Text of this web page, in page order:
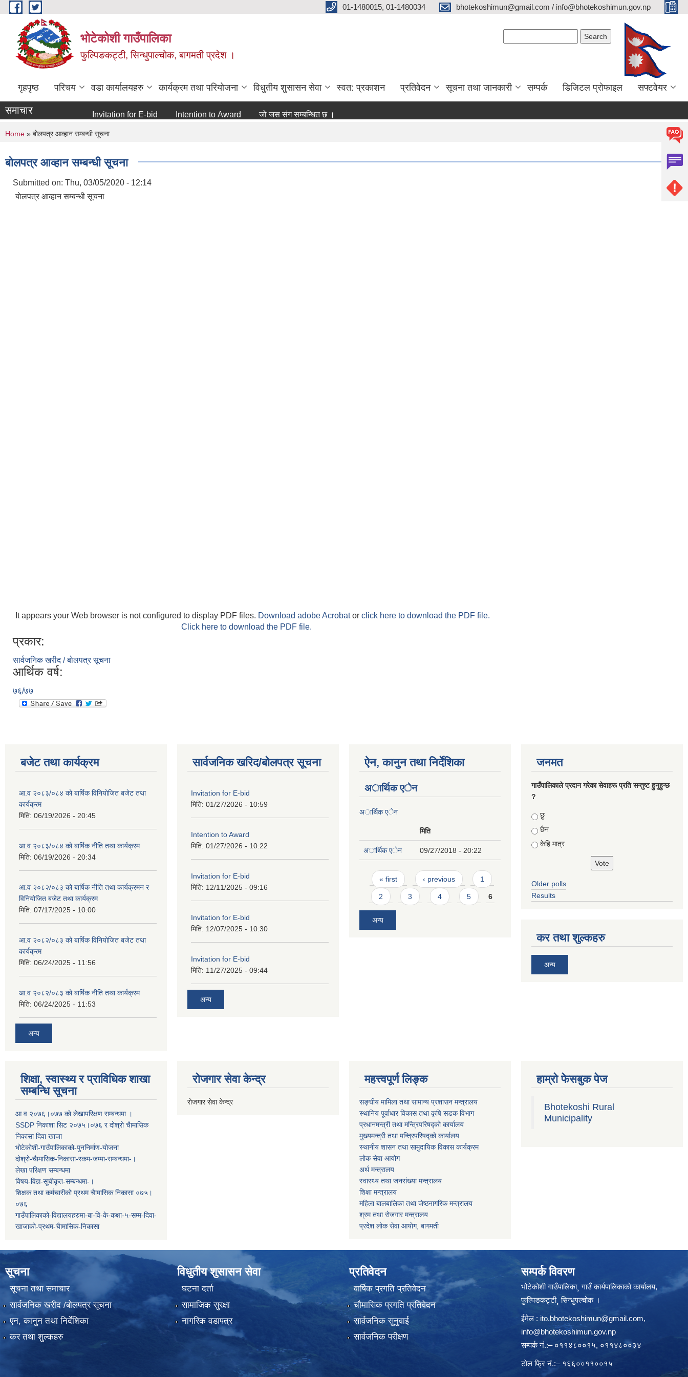
Skip to main content 01-1480015, 01-1480034 bhotekoshimun@gmail.com / info@bhotekoshimun.gov.np
भोटेकोशी गाउँपालिका
फुल्पिङकट्टी, सिन्धुपाल्चोक, बागमती प्रदेश ।
गृहपृष्ठ परिचय वडा कार्यालयहरु कार्यक्रम तथा परियोजना विधुतीय शुसासन सेवा स्वत: प्रकाशन प्रतिवेदन सूचना तथा जानकारी सम्पर्क डिजिटल प्रोफाइल सफ्टवेयर
समाचार Invitation for E-bid Intention to Award जो जस संग सम्बन्धित छ ।
You are here
Home » बाेलपत्र आव्हान सम्बन्धी सूचना
बाेलपत्र आव्हान सम्बन्धी सूचना
Submitted on: Thu, 03/05/2020 - 12:14
बाेलपत्र आव्हान सम्बन्धी सूचना
It appears your Web browser is not configured to display PDF files. Download adobe Acrobator click here to download the PDF file.
Click here to download the PDF file.
प्रकार:
सार्वजनिक खरीद / बोलपत्र सूचना
आर्थिक वर्ष:
७६/७७
बजेट तथा कार्यक्रम
आ.व २०८३/०८४ को बार्षिक विनियोजित बजेट तथा
कार्यक्रम
मिति: 06/19/2026 - 20:45
आ.व २०८३/०८४ को बार्षिक नीति तथा कार्यक्रम
मिति: 06/19/2026 - 20:34
आ.व २०८२/०८३ को बार्षिक नीति तथा कार्यक्रमन र
विनियोजित बजेट तथा कार्यक्रम
मिति: 07/17/2025 - 10:00
आ.व २०८२/०८३ को बार्षिक विनियोजित बजेट तथा
कार्यक्रम
मिति: 06/24/2025 - 11:56
आ.व २०८२/०८३ को बार्षिक नीति तथा कार्यक्रम
मिति: 06/24/2025 - 11:53
अन्य
सार्वजनिक खरिद/बोलपत्र सूचना
Invitation for E-bid
मिति: 01/27/2026 - 10:59
Intention to Award
मिति: 01/27/2026 - 10:22
Invitation for E-bid
मिति: 12/11/2025 - 09:16
Invitation for E-bid
मिति: 12/07/2025 - 10:30
Invitation for E-bid
मिति: 11/27/2025 - 09:44
अन्य
ऐन, कानुन तथा निर्देशिका
अार्थिक एेन
अार्थिक एेन
मिति
अार्थिक एेन 09/27/2018 - 20:22
Pages
« first ‹ previous 1
2 3 4 5 6
अन्य
जनमत
गाउँपालिकाले प्रदान गरेका सेवाहरू प्रति सन्तुष्ट हुनुहुन्छ
?
Choices
छु
छैन
केहि मात्र
Older polls
Results
कर तथा शुल्कहरु
अन्य
शिक्षा, स्वास्थ्य र प्राविधिक शाखा
सम्बन्धि सूचना
आ व २०७६।०७७ काे लेखापरिक्षण सम्बन्धमा ।
SSDP निकाशा सिट २०७५।०७६ र दोश्रो चैामासिक
निकासा दिवा खाजा
भोटेकोशी-गाउँपालिकाको-पुननिर्माण-योजना
दोश्रो-चैामासिक-निकासा-रकम-जम्मा-सम्बन्धमा-।
लेखा परिक्षण सम्बन्धमा
विषय-विज्ञ-सूचीकृत-सम्बन्धमा-।
शिक्षक तथा कर्मचारीको प्रथम च‌ैामासिक निकासा ०७५।
०७६
गाउँपालिकाको-विद्यालयहरुमा-बा-वि-के-कक्षा-५-सम्म-दिवा-
खाजाको-प्रथम-चैामासिक-निकासा
रोजगार सेवा केन्द्र
रोजगार सेवा केन्द्र
महत्त्वपूर्ण लिङ्क
सङ्घीय मामिला तथा सामान्य प्रशासन मन्त्रालय
स्थानिय पूर्वाधार विकास तथा कृषि सडक विभाग
प्रधानमन्त्री तथा मन्त्रिपरिषद्को कार्यालय
मुख्यमन्त्री तथा मन्त्रिपरिषद्को कार्यालय
स्थानीय शासन तथा सामुदायिक विकास कार्यक्रम
लोक सेवा आयोग
अर्थ मन्त्रालय
स्वास्थ्य तथा जनस‌ंख्या मन्त्रालय
शिक्षा मन्त्रालय
महिला बालबालिका तथा जेष्ठनागरिक मन्त्रालय
श्रम तथा राेजगार मन्त्रालय
प्रदेश लोक सेवा आयाेग, बागमती
हाम्रो फेसबुक पेज
Bhotekoshi Rural
Municipality
सूचना
सूचना तथा समाचार
सार्वजनिक खरीद /बोलपत्र सूचना
एन, कानुन तथा निर्देशिका
कर तथा शुल्कहरु
विधुतीय शुसासन सेवा
घटना दर्ता
सामाजिक सुरक्षा
नागरिक वडापत्र
प्रतिवेदन
वार्षिक प्रगति प्रतिवेदन
चौमासिक प्रगति प्रतिवेदन
सार्वजनिक सुनुवाई
सार्वजनिक परीक्षण
सम्पर्क विवरण
भोटेकोशी गाउँपालिका¸ गाउँ कार्यपालिकाकाे कार्यालय,
फुल्पिङकट्टी¸ सिन्धुपल्चोक ।
ईमेल : ito.bhotekoshimun@gmail.com,
info@bhotekoshimun.gov.np
सम्पर्क नं.:– ०११४८००१५, ०११४८००३४
टाेल फ्रि नं.:– १६६००११००१५